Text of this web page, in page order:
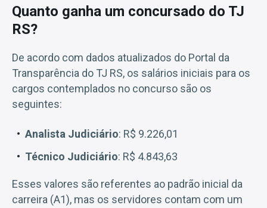
Quanto ganha um concursado do TJ
RS?
De acordo com dados atualizados do Portal da
Transparência do TJ RS, os salários iniciais para os
cargos contemplados no concurso são os
seguintes:
Analista Judiciário: R$ 9.226,01
Técnico Judiciário: R$ 4.843,63
Esses valores são referentes ao padrão inicial da
carreira (A1), mas os servidores contam com um